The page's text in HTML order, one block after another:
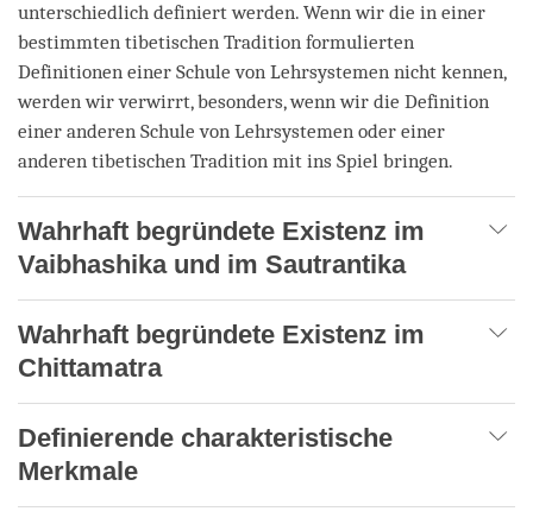
unterschiedlich definiert werden. Wenn wir die in einer
bestimmten tibetischen Tradition formulierten
Definitionen einer Schule von Lehrsystemen nicht kennen,
werden wir verwirrt, besonders, wenn wir die Definition
einer anderen Schule von Lehrsystemen oder einer
anderen tibetischen Tradition mit ins Spiel bringen.
Wahrhaft begründete Existenz im
Vaibhashika und im Sautrantika
Wahrhaft begründete Existenz im
Chittamatra
Definierende charakteristische
Merkmale